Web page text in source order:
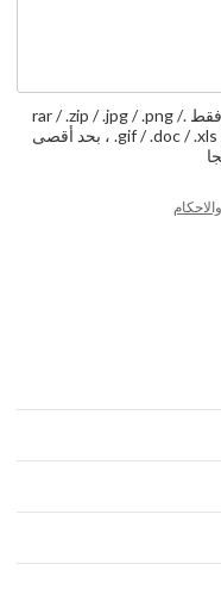
يدعم فقط .rar / .zip / .jpg / .png /
.gif / .doc / .xls / .pdf ، بحد أقصى